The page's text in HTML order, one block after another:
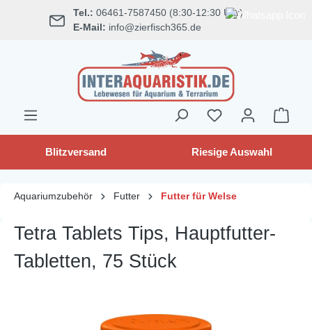
springen Tel.: 06461-7587450 (8:30-12:30 Uhr)
E-Mail: info@zierfisch365.de
Blitzversand Riesige Auswahl
Aquariumzubehör Futter Futter für Welse
Tetra Tablets Tips, Hauptfutter-
Tabletten, 75 Stück
Bildergalerie überspringen